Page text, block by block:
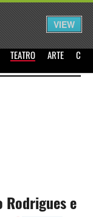
Iniciar Sessão
TEATRO ARTE
Rodrigues e
VIEW